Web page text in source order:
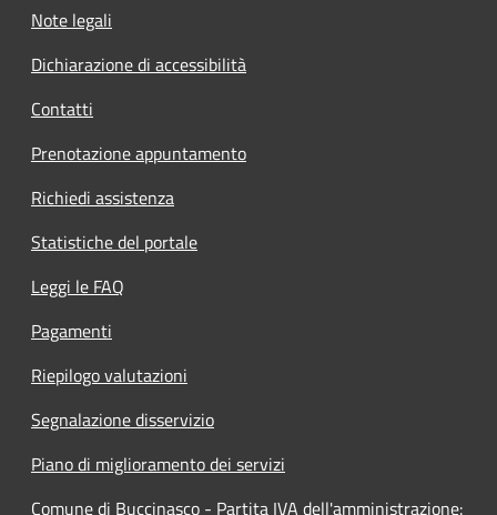
Note legali
Dichiarazione di accessibilità
Contatti
Prenotazione appuntamento
Richiedi assistenza
Statistiche del portale
Leggi le FAQ
Pagamenti
Riepilogo valutazioni
Segnalazione disservizio
Piano di miglioramento dei servizi
Comune di Buccinasco - Partita IVA dell'amministrazione: